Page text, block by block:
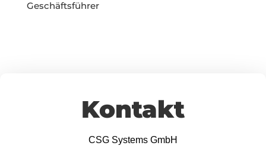
Geschäftsführer
Kontakt
CSG Systems GmbH